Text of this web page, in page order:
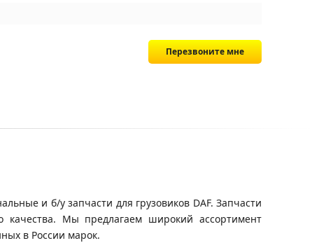
Перезвоните мне
и б/у запчасти для грузовиков DAF. Запчасти
качества. Мы предлагаем широкий ассортимент
в России марок.